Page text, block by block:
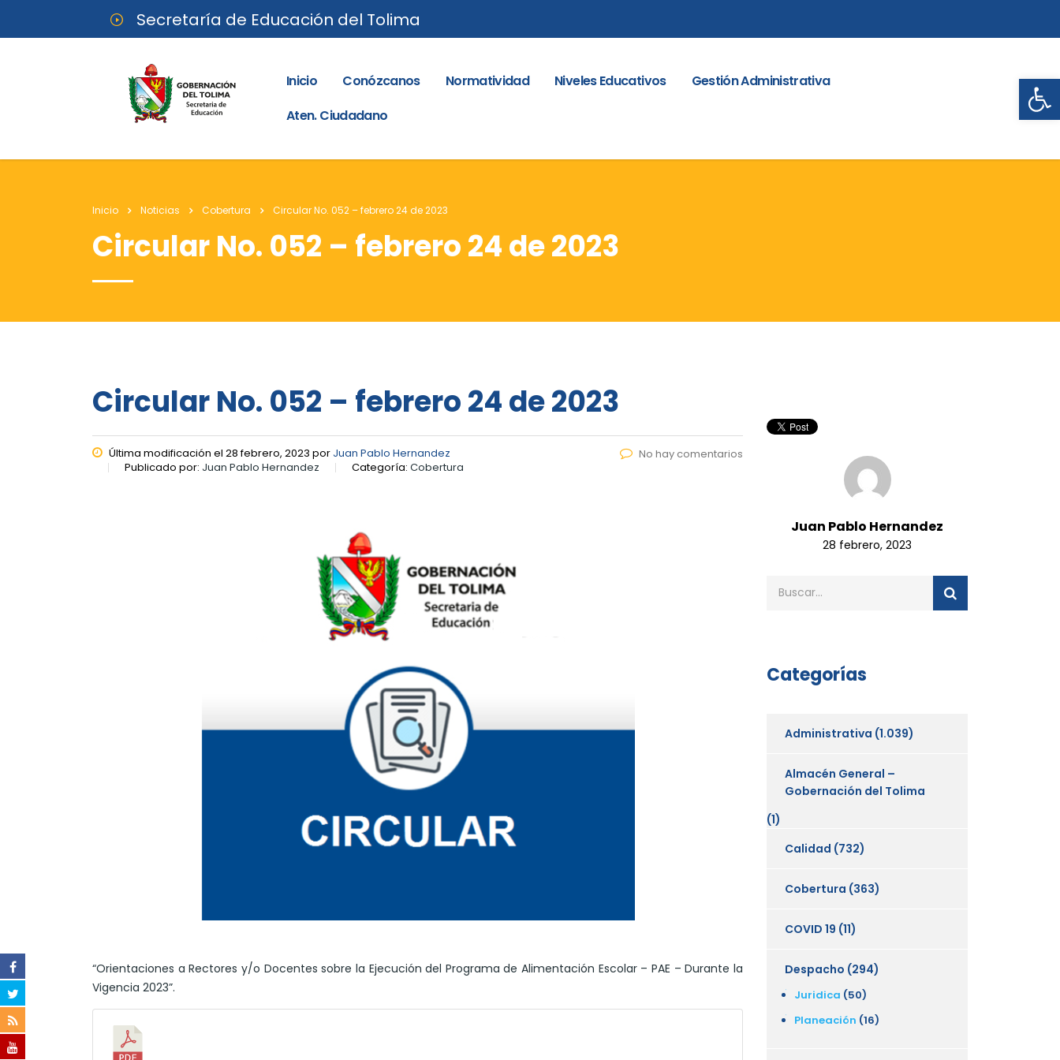
Secretaría de Educación del Tolima
Inicio Conózcanos Normatividad Niveles Educativos
Gestión Administrativa
Aten. Ciudadano
Inicio Noticias Cobertura Circular No. 052 – febrero 24 de 2023
Circular No. 052 – febrero 24 de 2023
Circular No. 052 – febrero 24 de 2023
Última modificación el 28 febrero, 2023 por Juan Pablo Hernandez
Publicado por: Juan Pablo Hernandez Categoría: Cobertura
No hay comentarios
“Orientaciones a Rectores y/o Docentes sobre la Ejecución del Programa de Alimentación Escolar – PAE – Durante la
Vigencia 2023”.
Juan Pablo Hernandez
28 febrero, 2023
Categorías
Administrativa (1.039)
Almacén General –
Gobernación del Tolima
(1)
Calidad (732)
Cobertura (363)
COVID 19 (11)
Despacho (294)
Juridica (50)
Planeación (16)